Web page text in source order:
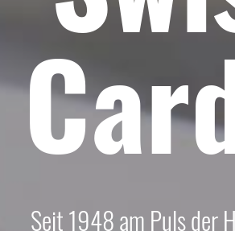
Seit 1948 am Puls der